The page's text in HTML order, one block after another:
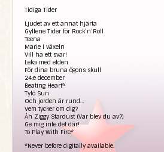
Tidiga Tider
Ljudet av ett annat hjärta
Gyllene Tider för Rock’n’Roll
Teena
Marie i växeln
Vill ha ett svar!
Leka med elden
För dina bruna ögons skull
24:e december
Beating Heart*
Tylö Sun
Och jorden är rund…
Vem tycker om dig?
Åh Ziggy Stardust (Var blev du av?)
Ge mig inte det där!
To Play With Fire*
*Never before digitally available.